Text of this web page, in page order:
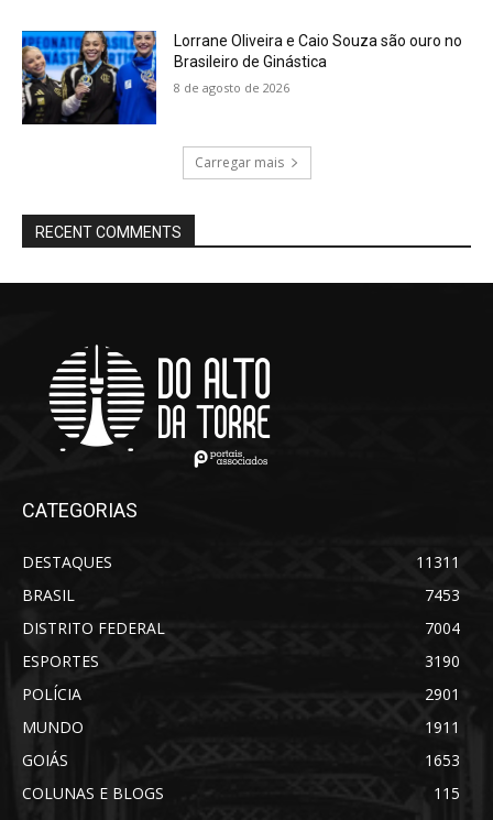
Lorrane Oliveira e Caio Souza são ouro no
Brasileiro de Ginástica
8 de agosto de 2026
Carregar mais
RECENT COMMENTS
CATEGORIAS
DESTAQUES
11311
BRASIL
7453
DISTRITO FEDERAL
7004
ESPORTES
3190
POLÍCIA
2901
MUNDO
1911
GOIÁS
1653
COLUNAS E BLOGS
115